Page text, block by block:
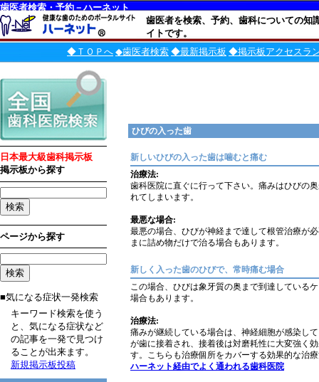
歯医者検索・予約－ハーネット
歯医者を検索、予約、歯科についての知
イトです。
◆ＴＯＰへ ◆歯医者検索 ◆最新掲示板 ◆掲示板アクセスラ
日本最大級歯科掲示板
掲示板から探す
ページから探す
■気になる症状一発検索
キーワード検索を使う
と、気になる症状など
の記事を一発で見つけ
ることが出来ます。
新規掲示板投稿
ひびの入った歯
新しいひびの入った歯は噛むと痛む
治療法:
歯科医院に直ぐに行って下さい。痛みはひびの
れてしまいます。
最悪な場合:
最悪の場合、ひびが神経まで達して根管治療が
まに詰め物だけで治る場合もあります。
新しく入った歯のひびで、常時痛む場合
この場合、ひびは象牙質の奥まで到達している
場合もあります。
治療法:
痛みが継続している場合は、神経細胞が感染し
が歯に接着され、接着後は対磨耗性に大変強く
す。こちらも治療個所をカバーする効果的な治
ハーネット経由でよく通われる歯科医院